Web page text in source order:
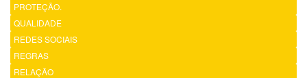
PROTEÇÃO.
QUALIDADE
REDES SOCIAIS
REGRAS
RELAÇÃO